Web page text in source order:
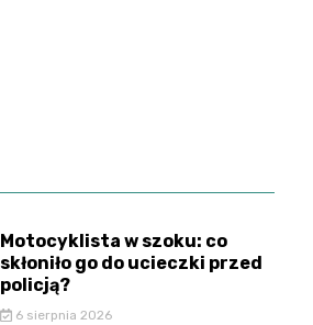
Motocyklista w szoku: co
skłoniło go do ucieczki przed
policją?
6 sierpnia 2026